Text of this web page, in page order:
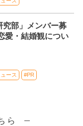
究部」メンバー募
愛・結婚観につい
ース #PR
ら